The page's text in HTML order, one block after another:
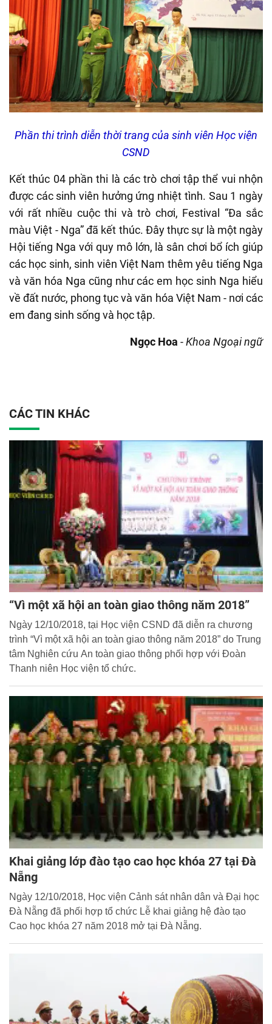
Phần thi trình diễn thời trang của sinh viên Học viện
CSND
Kết thúc 04 phần thi là các trò chơi tập thể vui nhộn
được các sinh viên hưởng ứng nhiệt tình. Sau 1 ngày
với rất nhiều cuộc thi và trò chơi, Festival “Đa sắc
màu Việt - Nga” đã kết thúc. Đây thực sự là một ngày
Hội tiếng Nga với quy mô lớn, là sân chơi bổ ích giúp
các học sinh, sinh viên Việt Nam thêm yêu tiếng Nga
và văn hóa Nga cũng như các em học sinh Nga hiểu
về đất nước, phong tục và văn hóa Việt Nam - nơi các
em đang sinh sống và học tập.
Ngọc Hoa -Khoa Ngoại ngữ
CÁC TIN KHÁC
“Vì một xã hội an toàn giao thông năm 2018”
Ngày 12/10/2018, tại Học viện CSND đã diễn ra chương
trình “Vì một xã hội an toàn giao thông năm 2018” do Trung
tâm Nghiên cứu An toàn giao thông phối hợp với Đoàn
Thanh niên Học viện tổ chức.
Khai giảng lớp đào tạo cao học khóa 27 tại Đà
Nẵng
Ngày 12/10/2018, Học viện Cảnh sát nhân dân và Đại học
Đà Nẵng đã phối hợp tổ chức Lễ khai giảng hệ đào tạo
Cao học khóa 27 năm 2018 mở tại Đà Nẵng.